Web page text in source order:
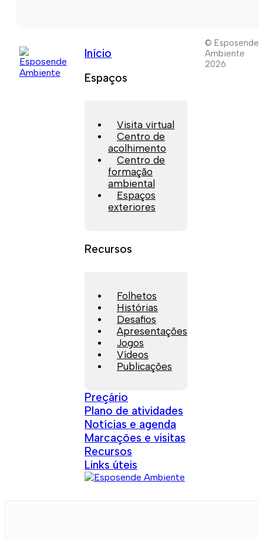
Início
Espaços
Visita virtual
Centro de
acolhimento
Centro de
formação
ambiental
Espaços
exteriores
Recursos
Folhetos
Histórias
Desafios
Apresentações
Jogos
Vídeos
Publicações
Preçário
Plano de atividades
Notícias e agenda
Marcações e visitas
Recursos
Links úteis
© Esposende
Ambiente
2026